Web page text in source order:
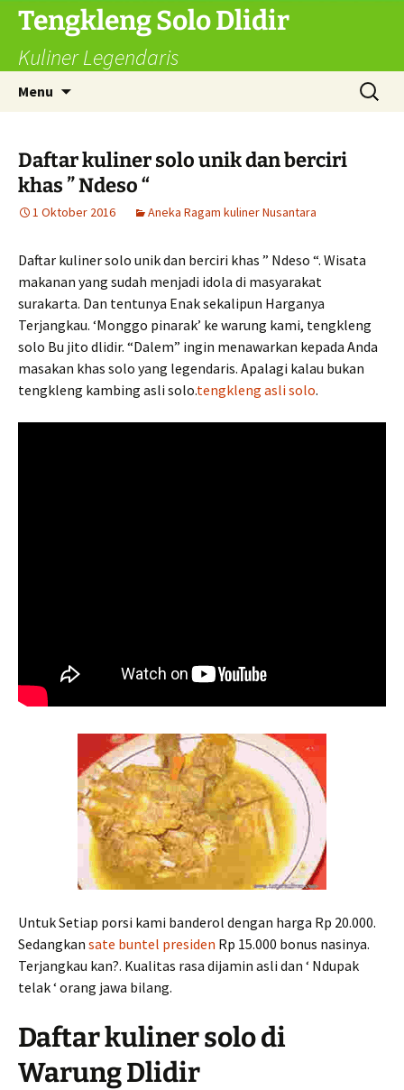
Langsung
Tengkleng Solo Dlidir
Kuliner Legendaris
Menu
Cari
untuk:
Daftar kuliner solo unik dan berciri
khas ” Ndeso “
1 Oktober 2016 Aneka Ragam kuliner Nusantara
Daftar kuliner solo unik dan berciri khas ” Ndeso “. Wisata
makanan yang sudah menjadi idola di masyarakat
surakarta. Dan tentunya Enak sekalipun Harganya
Terjangkau. ‘Monggo pinarak’ ke warung kami, tengkleng
solo Bu jito dlidir. “Dalem” ingin menawarkan kepada Anda
masakan khas solo yang legendaris. Apalagi kalau bukan
tengkleng kambing asli solo.tengkleng asli solo.
Untuk Setiap porsi kami banderol dengan harga Rp 20.000.
Sedangkan sate buntel presiden Rp 15.000 bonus nasinya.
Terjangkau kan?. Kualitas rasa dijamin asli dan ‘ Ndupak
telak ‘ orang jawa bilang.
Daftar kuliner solo di
Warung Dlidir